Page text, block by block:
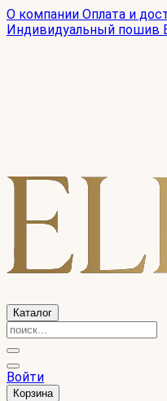
О компании Оплата и
Индивидуальный пошив
Каталог
Войти
Корзина